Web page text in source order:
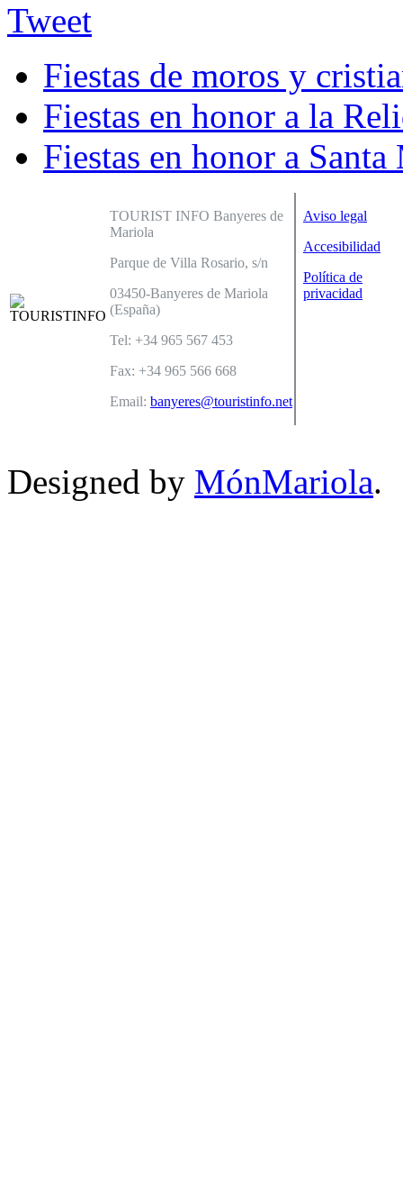
Tweet
Fiestas de moros y
Fiestas en honor a la
Fiestas en honor a
TOURIST INFO Banyeres de
Mariola
Parque de Villa Rosario, s/n
03450-Banyeres de Mariola
(España)
Tel: +34 965 567 453
Fax: +34 965 566 668
Email: banyeres@touristinfo.net
Aviso legal
Accesibilidad
Política de
privacidad
Designed by MónMariola.